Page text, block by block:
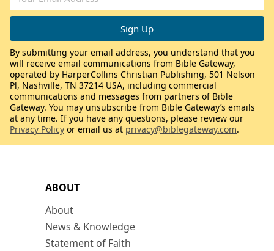
ABOUT
About
News & Knowledge
Statement of Faith
By submitting your email address, you understand that you
will receive email communications from Bible Gateway,
operated by HarperCollins Christian Publishing, 501 Nelson
Pl, Nashville, TN 37214 USA, including commercial
communications and messages from partners of Bible
Gateway. You may unsubscribe from Bible Gateway’s emails
at any time. If you have any questions, please review our
Privacy Policy or email us at privacy@biblegateway.com.